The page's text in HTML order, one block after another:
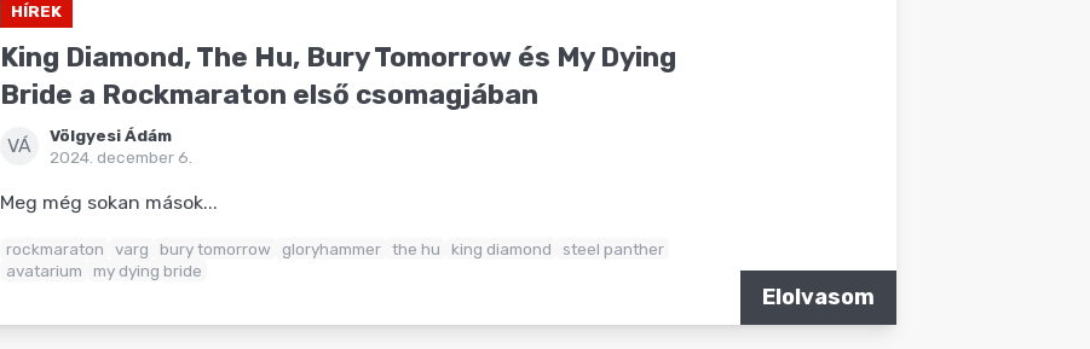
HÍREK
King Diamond, The Hu, Bury Tomorrow és My Dying
Bride a Rockmaraton első csomagjában
VÁ
Völgyesi Ádám
2024. december 6.
Meg még sokan mások...
rockmaraton varg bury tomorrow gloryhammer the hu king diamond
steel panther
avatarium
my dying bride
Elolvasom